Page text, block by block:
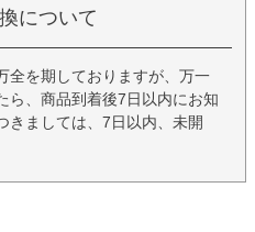
について
全を期しておりますが、万一
ら、商品到着後7日以内にお知
きましては、7日以内、未開